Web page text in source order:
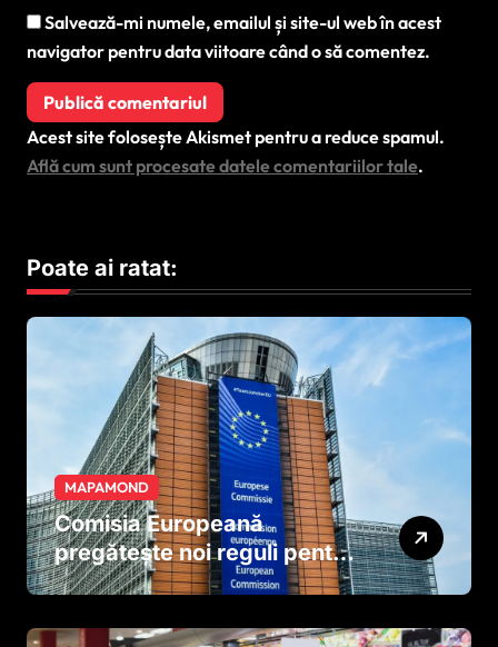
Salvează-mi numele, emailul și site-ul web în acest
navigator pentru data viitoare când o să comentez.
Acest site folosește Akismet pentru a reduce spamul.
Află cum sunt procesate datele comentariilor tale.
Poate ai ratat:
MAPAMOND
Comisia Europeană
pregătește noi reguli pentru
tutun și țigările electronice